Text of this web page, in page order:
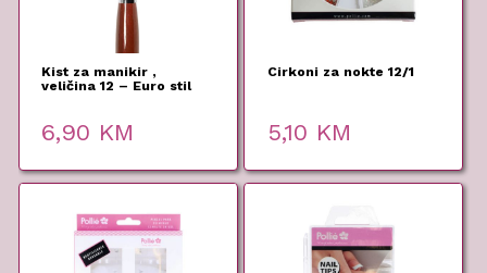
Kist za manikir ,
veličina 12 – Euro stil
6,90 KM
Cirkoni za nokte 12/1
5,10 KM